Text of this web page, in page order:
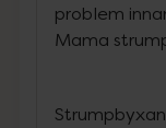
problem
Mama